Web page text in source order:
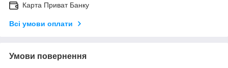
Карта Приват Банку
Всі умови оплати
Умови повернення